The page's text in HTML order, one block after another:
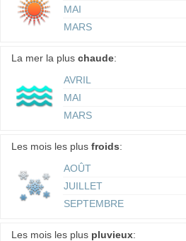
MAI
MARS
La mer la plus chaude:
AVRIL
MAI
MARS
Les mois les plus froids:
AOÛT
JUILLET
SEPTEMBRE
Les mois les plus pluvieux: